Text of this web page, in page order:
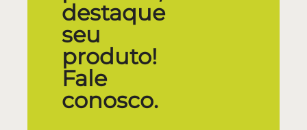
destaque
seu
produto!
Fale
conosco.